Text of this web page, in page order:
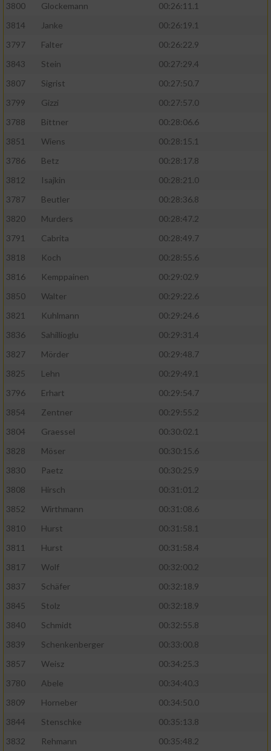
3800
Glockemann
00:26:11.1
3814
Janke
00:26:19.1
3797
Falter
00:26:22.9
3843
Stein
00:27:29.4
3807
Sigrist
00:27:50.7
3799
Gizzi
00:27:57.0
3788
Bittner
00:28:06.6
3851
Wiens
00:28:15.1
3786
Betz
00:28:17.8
3812
Isajkin
00:28:21.0
3787
Beutler
00:28:36.8
3820
Murders
00:28:47.2
3791
Cabrita
00:28:49.7
3818
Koch
00:28:55.6
3816
Kemppainen
00:29:02.9
3850
Walter
00:29:22.6
3821
Kuhlmann
00:29:24.6
3836
Sahillioglu
00:29:31.4
3827
Mörder
00:29:48.7
3825
Lehn
00:29:49.1
3796
Erhart
00:29:54.7
3854
Zentner
00:29:55.2
3804
Graessel
00:30:02.1
3828
Möser
00:30:15.6
3830
Paetz
00:30:25.9
3808
Hirsch
00:31:01.2
3852
Wirthmann
00:31:08.6
3810
Hurst
00:31:58.1
3811
Hurst
00:31:58.4
3817
Wolf
00:32:00.2
3837
Schäfer
00:32:18.9
3845
Stolz
00:32:18.9
3840
Schmidt
00:32:55.8
3839
Schenkenberger
00:33:00.8
3857
Weisz
00:34:25.3
3780
Abele
00:34:40.3
3809
Horneber
00:34:50.0
3844
Stenschke
00:35:13.8
3832
Rehmann 00:35:48.2